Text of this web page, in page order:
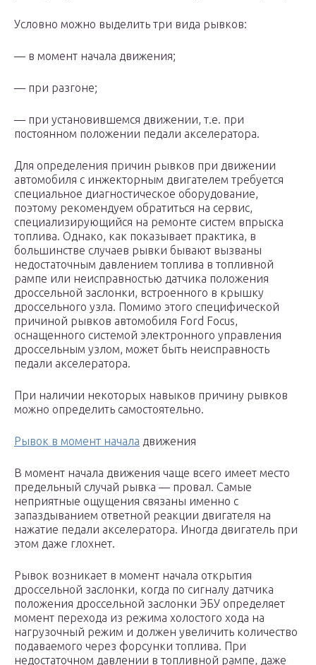
Условно можно выделить три вида рывков:
— в момент начала движения;
— при разгоне;
— при установившемся движении, т.е. при
постоянном положении педали акселератора.
Для определения причин рывков при движении
автомобиля с инжекторным двигателем требуется
специальное диагностическое оборудование,
поэтому рекомендуем обратиться на сервис,
специализирующийся на ремонте систем впрыска
топлива. Однако, как показывает практика, в
большинстве случаев рывки бывают вызваны
недостаточным давлением топлива в топливной
рампе или неисправностью датчика положения
дроссельной заслонки, встроенного в крышку
дроссельного узла. Помимо этого специфической
причиной рывков автомобиля Ford Focus,
оснащенного системой электронного управления
дроссельным узлом, может быть неисправность
педали акселератора.
При наличии некоторых навыков причину рывков
можно определить самостоятельно.
Рывок в момент начала движения
В момент начала движения чаще всего имеет место
предельный случай рывка — провал. Самые
неприятные ощущения связаны именно с
запаздыванием ответной реакции двигателя на
нажатие педали акселератора. Иногда двигатель при
этом даже глохнет.
Рывок возникает в момент начала открытия
дроссельной заслонки, когда по сигналу датчика
положения дроссельной заслонки ЭБУ определяет
момент перехода из режима холостого хода на
нагрузочный режим и должен увеличить количество
подаваемого через форсунки топлива. При
недостаточном давлении в топливной рампе, даже